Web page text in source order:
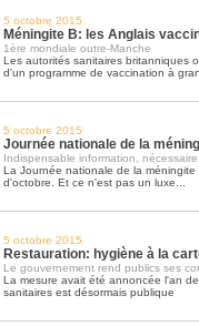
5 octobre 2015
Méningite B: les Anglais
1ère mondiale outre-Manche
Les autorités sanitaires britanniques
d'un programme de vaccination à
5 octobre 2015
Journée nationale de la
Indispensable information,
La Journée nationale de la
d'octobre. Et ce n'est pas un luxe...
5 octobre 2015
Restauration: hygiène à la
Le gouvernement rend publics ses
La mesure avait été annoncée l'an
sanitaires est désormais publique